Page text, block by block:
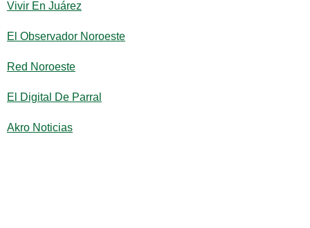
Vivir En Juárez
El Observador Noroeste
Red Noroeste
El Digital De Parral
Akro Noticias